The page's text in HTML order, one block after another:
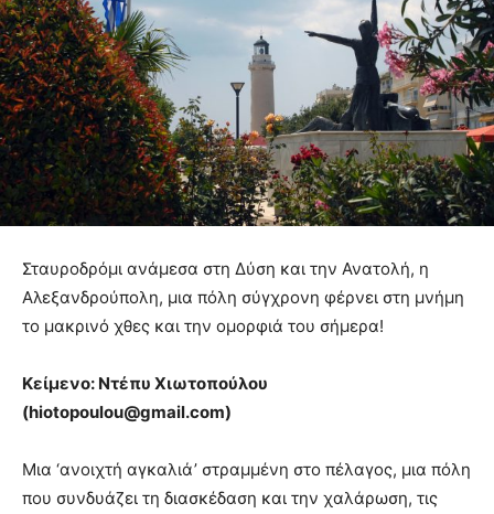
Σταυροδρόμι ανάμεσα στη Δύση και την Ανατολή, η
Αλεξανδρούπολη, μια πόλη σύγχρονη φέρνει στη μνήμη
το μακρινό χθες και την ομορφιά του σήμερα!
Κείμενο: Ντέπυ Χιωτοπούλου
(hiotopoulou@gmail.com)
Μια ‘ανοιχτή αγκαλιά’ στραμμένη στο πέλαγος, μια πόλη
που συνδυάζει τη διασκέδαση και την χαλάρωση, τις